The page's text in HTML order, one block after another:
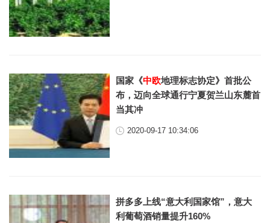
国家《中欧地理标志协定》首批公
布，迈向全球通行宁夏贺兰山东麓首
当其冲
2020-09-17 10:34:06
拼多多上线“意大利国家馆”，意大
利葡萄酒销量提升160%